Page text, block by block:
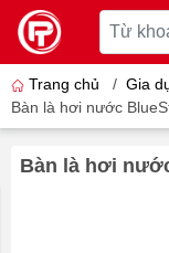
Trang chủ / Gia
Bàn là hơi nước
Bàn là hơi